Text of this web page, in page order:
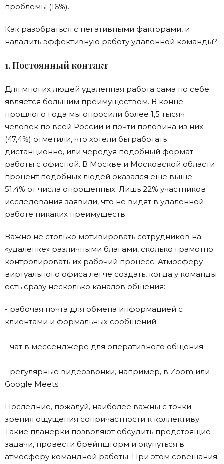
проблемы (16%).
Как разобраться с негативными факторами, и
наладить эффективную работу удаленной команды?
1. Постоянный контакт
Для многих людей удаленная работа сама по себе
является большим преимуществом. В конце
прошлого года мы опросили более 1,5 тысяч
человек по всей России и почти половина из них
(47,4%) отметили, что хотели бы работать
дистанционно, или чередуя подобный формат
работы с офисной. В Москве и Московской области
процент подобных людей оказался еще выше –
51,4% от числа опрошенных. Лишь 22% участников
исследования заявили, что не видят в удаленной
работе никаких преимуществ.
Важно не столько мотивировать сотрудников на
«удаленке» различными благами, сколько грамотно
контролировать их рабочий процесс. Атмосферу
виртуального офиса легче создать, когда у команды
есть сразу несколько каналов общения:
- рабочая почта для обмена информацией с
клиентами и формальных сообщений;
- чат в мессенджере для оперативного общения;
- регулярные видеозвонки, например, в Zoom или
Google Meets.
Последние, пожалуй, наиболее важны с точки
зрения ощущения сопричастности к коллективу.
Такие планерки позволяют обсудить предстоящие
задачи, провести брейншторм и окунуться в
атмосферу командной работы. При этом совещания